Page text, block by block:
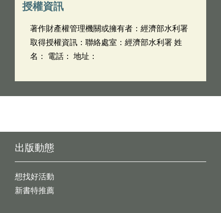
授權資訊
著作財產權管理機關或擁有者：經濟部水利署
取得授權資訊：聯絡處室：經濟部水利署 姓
名： 電話： 地址：
出版動態
想找好活動
新書特推薦